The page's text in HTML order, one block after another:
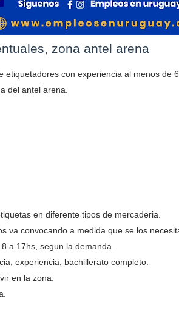
zona antel arena
etiquetadores con experiencia al menos de
del antel arena.
en diferente tipos de mercaderia.
va convocando a medida que se los
a 17hs, segun la demanda.
experiencia, bachillerato completo.
en la zona.